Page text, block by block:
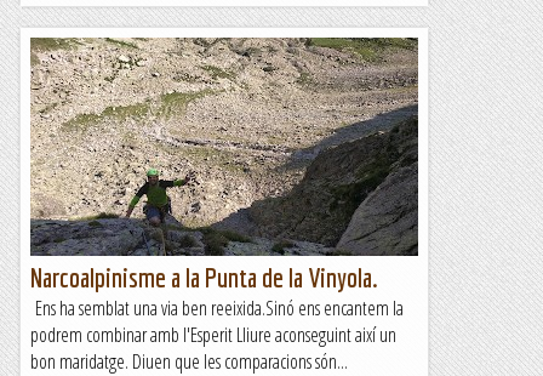
Narcoalpinisme a la Punta de la Vinyola.
Ens ha semblat una via ben reeixida.Sinó ens encantem la
podrem combinar amb l'Esperit Lliure aconseguint així un
bon maridatge. Diuen que les comparacions són...